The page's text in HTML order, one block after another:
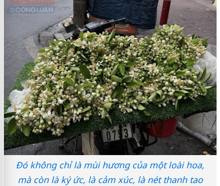
Đó không chỉ là mùi hương của một loài hoa,
mà còn là ký ức, là cảm xúc, là nét thanh tao